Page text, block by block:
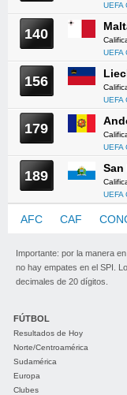
UEFA
140
UEFA
156
UEFA
179
UEFA
189 San
UEFA
AFC CAF
Importante: por la manera
no hay empates en el SPI.
decimales de 20 dígitos.
FÚTBOL
Resultados de Hoy
Norte/Centroamérica
Sudamérica
Europa
Clubes